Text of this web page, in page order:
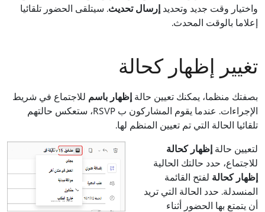
واختيار وقت جديد وتحديد إرسال تحديث. سيتلقى الحضور تلقائيا
إعلاما بالوقت المحدث.
تغيير إظهار كحالة
بصفتك منظما، يمكنك تعيين حالة إظهار باسم للاجتماع في شريط
الإجراءات. عندما يقوم المشاركون ب RSVP، ستعكس حالتهم
تلقائيا الحالة التي تم تعيين المنظم لها.
لتعيين حالة إظهار كحالة
للاجتماع، حدد حالتك الحالية
إظهار كحالة لفتح القائمة
المنسدلة. حدد الحالة التي تريد
أن يتمتع بها الحضور أثناء